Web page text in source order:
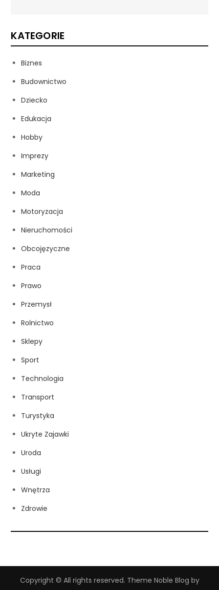
KATEGORIE
Biznes
Budownictwo
Dziecko
Edukacja
Hobby
Imprezy
Marketing
Moda
Motoryzacja
Nieruchomości
Obcojęzyczne
Praca
Prawo
Przemysł
Rolnictwo
Sklepy
Sport
Technologia
Transport
Turystyka
Ukryte Zajawki
Uroda
Usługi
Wnętrza
Zdrowie
Copyright © All rights reserved. Theme Noble Blog by